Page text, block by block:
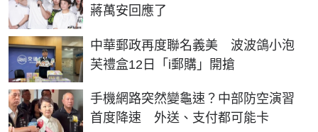
蔣萬安回應了
中華郵政再度聯名義美 波波鴿小泡
芙禮盒12日「i郵購」開搶
手機網路突然變龜速？中部防空演習
首度降速 外送、支付都可能卡